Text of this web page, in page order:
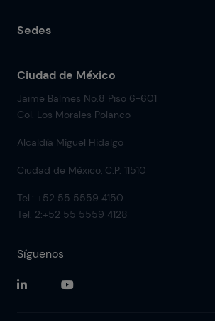
Sedes
Ciudad de México
Jaime Balmes No.8 Piso 6-601
Col. Los Morales Polanco
Alcaldía Miguel Hidalgo
Ciudad de México, C.P. 11510
Tel.: +52 55 5559 4150
Tel. 2:+52 55 5559 4128
Síguenos